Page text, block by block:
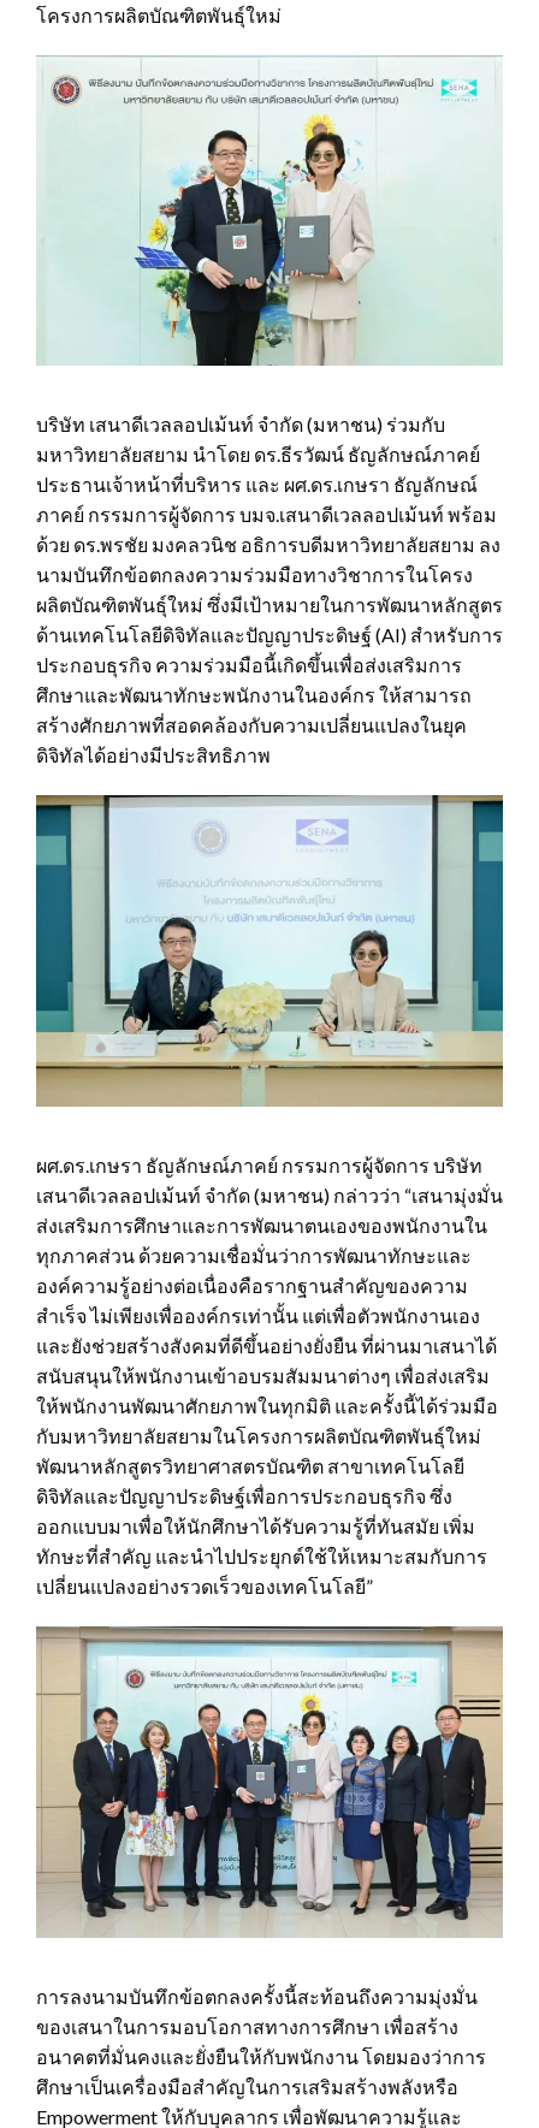
โครงการผลิตบัณฑิตพันธุ์ใหม่
บริษัท เสนาดีเวลลอปเม้นท์ จำกัด (มหาชน) ร่วมกับ
มหาวิทยาลัยสยาม นำโดย ดร.ธีรวัฒน์ ธัญลักษณ์ภาคย์
ประธานเจ้าหน้าที่บริหาร และ ผศ.ดร.เกษรา ธัญลักษณ์
ภาคย์ กรรมการผู้จัดการ บมจ.เสนาดีเวลลอปเม้นท์ พร้อม
ด้วย ดร.พรชัย มงคลวนิช อธิการบดีมหาวิทยาลัยสยาม ลง
นามบันทึกข้อตกลงความร่วมมือทางวิชาการในโครง
ผลิตบัณฑิตพันธุ์ใหม่ ซึ่งมีเป้าหมายในการพัฒนาหลักสูตร
ด้านเทคโนโลยีดิจิทัลและปัญญาประดิษฐ์ (AI) สำหรับการ
ประกอบธุรกิจ ความร่วมมือนี้เกิดขึ้นเพื่อส่งเสริมการ
ศึกษาและพัฒนาทักษะพนักงานในองค์กร ให้สามารถ
สร้างศักยภาพที่สอดคล้องกับความเปลี่ยนแปลงในยุค
ดิจิทัลได้อย่างมีประสิทธิภาพ
ผศ.ดร.เกษรา ธัญลักษณ์ภาคย์ กรรมการผู้จัดการ บริษัท
เสนาดีเวลลอปเม้นท์ จำกัด (มหาชน) กล่าวว่า “เสนามุ่งมั่น
ส่งเสริมการศึกษาและการพัฒนาตนเองของพนักงานใน
ทุกภาคส่วน ด้วยความเชื่อมั่นว่าการพัฒนาทักษะและ
องค์ความรู้อย่างต่อเนื่องคือรากฐานสำคัญของความ
สำเร็จ ไม่เพียงเพื่อองค์กรเท่านั้น แต่เพื่อตัวพนักงานเอง
และยังช่วยสร้างสังคมที่ดีขึ้นอย่างยั่งยืน ที่ผ่านมาเสนาได้
สนับสนุนให้พนักงานเข้าอบรมสัมมนาต่างๆ เพื่อส่งเสริม
ให้พนักงานพัฒนาศักยภาพในทุกมิติ และครั้งนี้ได้ร่วมมือ
กับมหาวิทยาลัยสยามในโครงการผลิตบัณฑิตพันธุ์ใหม่
พัฒนาหลักสูตรวิทยาศาสตรบัณฑิต สาขาเทคโนโลยี
ดิจิทัลและปัญญาประดิษฐ์เพื่อการประกอบธุรกิจ ซึ่ง
ออกแบบมาเพื่อให้นักศึกษาได้รับความรู้ที่ทันสมัย เพิ่ม
ทักษะที่สำคัญ และนำไปประยุกต์ใช้ให้เหมาะสมกับการ
เปลี่ยนแปลงอย่างรวดเร็วของเทคโนโลยี”
การลงนามบันทึกข้อตกลงครั้งนี้สะท้อนถึงความมุ่งมั่น
ของเสนาในการมอบโอกาสทางการศึกษา เพื่อสร้าง
อนาคตที่มั่นคงและยั่งยืนให้กับพนักงาน โดยมองว่าการ
ศึกษาเป็นเครื่องมือสำคัญในการเสริมสร้างพลังหรือ
Empowerment ให้กับบุคลากร เพื่อพัฒนาความรู้และ